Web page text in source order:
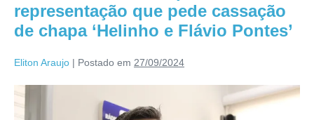
representação que pede cassação
de chapa ‘Helinho e Flávio Pontes’
Eliton Araujo | Postado em 27/09/2024